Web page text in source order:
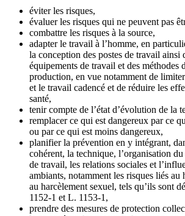
éviter les risques,
évaluer les risques qui ne peuvent pas
combattre les risques à la source,
adapter le travail à l’homme, en
la conception des postes de travail ainsi
équipements de travail et des méthodes
production, en vue notamment de
et le travail cadencé et de réduire les
santé,
tenir compte de l’état d’évolution de la
remplacer ce qui est dangereux par ce
ou par ce qui est moins dangereux,
planifier la prévention en y intégrant,
cohérent, la technique, l’organisation
de travail, les relations sociales et
ambiants, notamment les risques liés au
au harcèlement sexuel, tels qu’ils sont
1152-1 et L. 1153-1,
prendre des mesures de protection